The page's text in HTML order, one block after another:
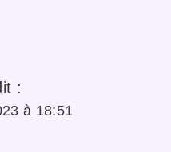
:
à 18:51